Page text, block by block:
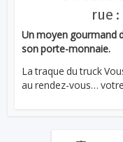
rue
Un moyen gourmand
son porte-monnaie.
La traque du truck
au rendez-vous…